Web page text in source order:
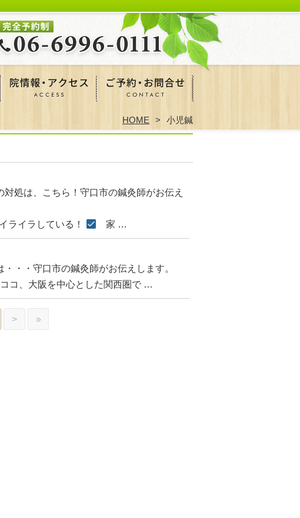
HOME 小児鍼
処は、こちら！守口市の鍼灸師がお伝え
ライラしている！ 家 …
・・守口市の鍼灸師がお伝えします。
コ、大阪を中心とした関西圏で …
> »